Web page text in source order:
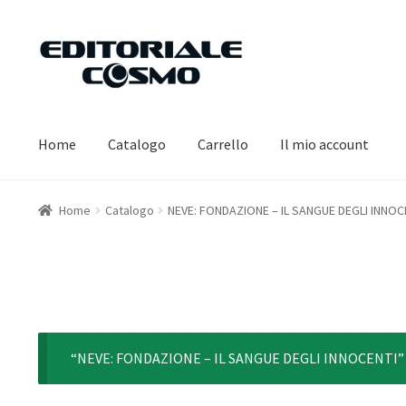
Vai
navigazione
Vai
Home Catalogo Carrello Il mio account
Home Catalogo NEVE: FONDAZIONE – IL SANGUE DEGLI
“NEVE: FONDAZIONE – IL SANGUE DEGLI